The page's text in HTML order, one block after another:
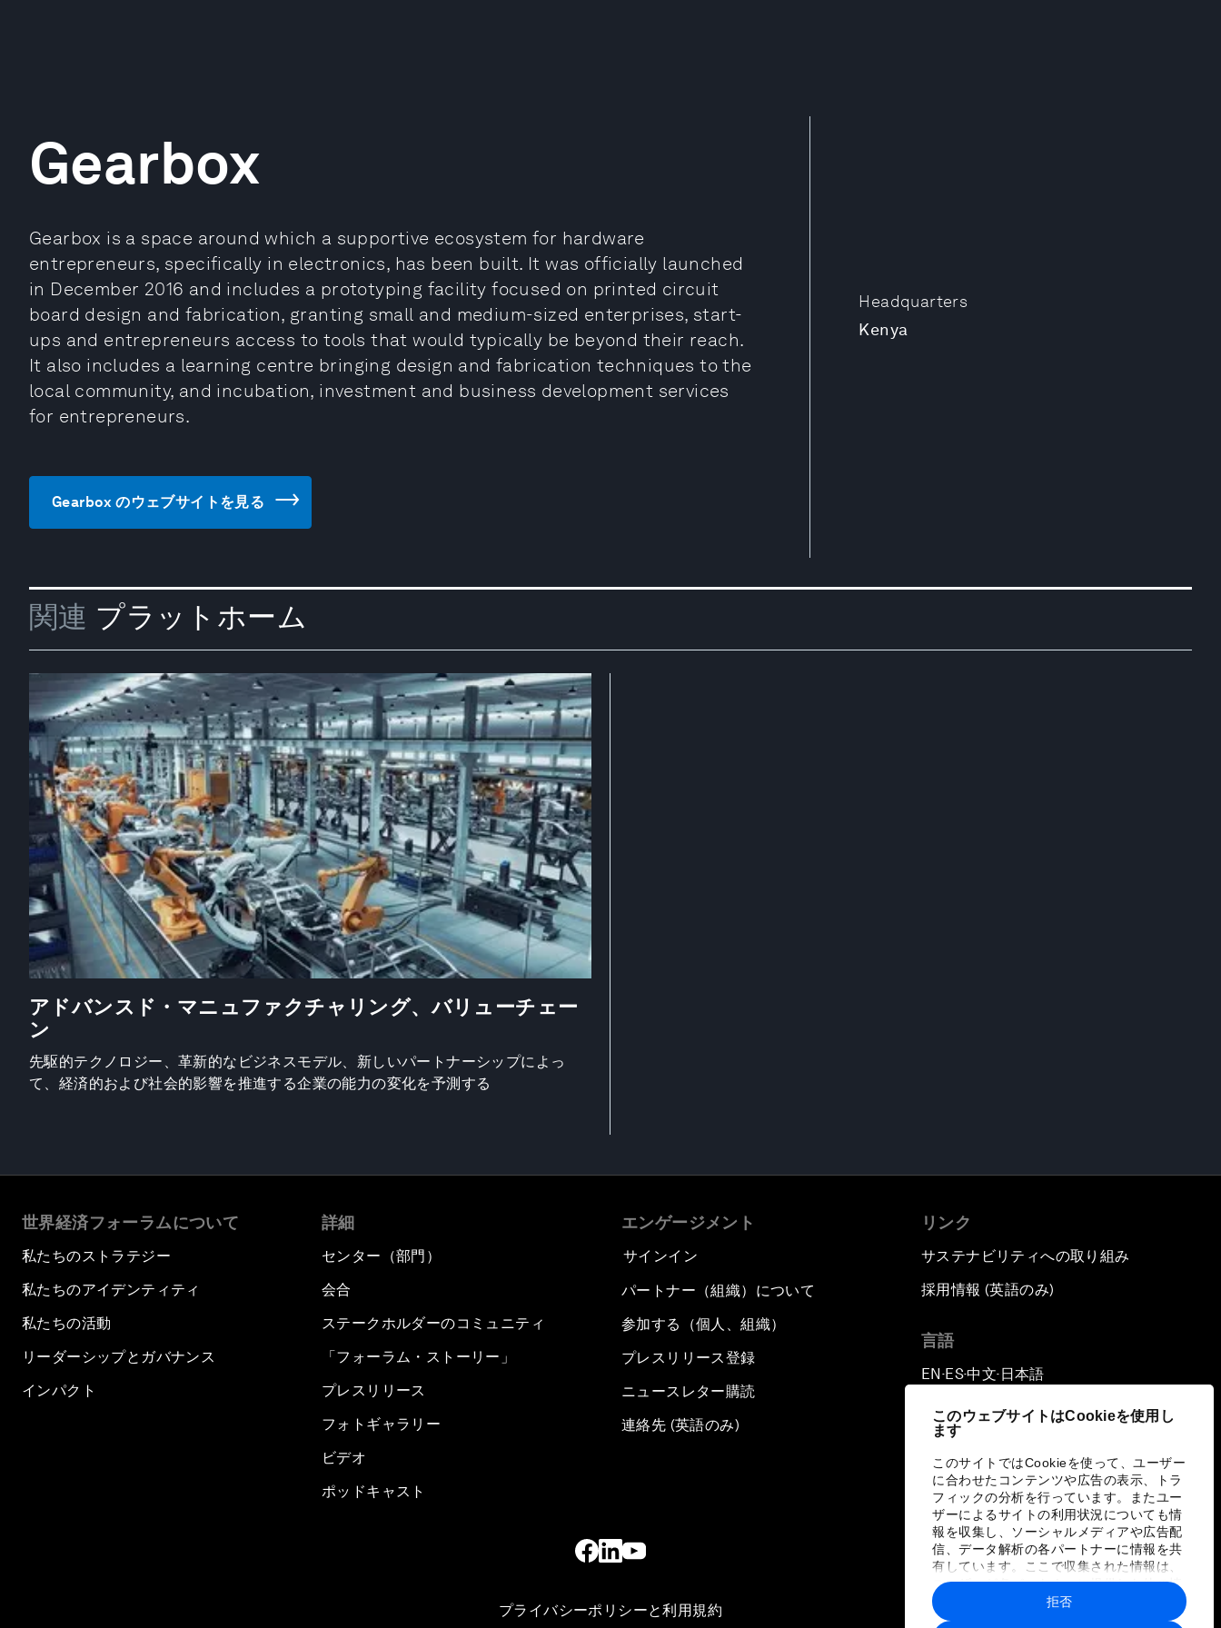
このウェブサイトはCookieを使用し
ます
このサイトではCookieを使って、ユーザー
に合わせたコンテンツや広告の表示、トラ
フィックの分析を行っています。またユー
ザーによるサイトの利用状況についても情
報を収集し、ソーシャルメディアや広告配
信、データ解析の各パートナーに情報を共
有しています。ここで収集された情報は、
ユーザーが各パートナーに提供した他の情
報や各パートナーのサービスを使用した際
に収集された情報と組み合わされ、各パー
拒否
Headquarters
Kenya
Gearbox
Gearbox is a space around which a supportive ecosystem for hardware
entrepreneurs, specifically in electronics, has been built. It was officially launched
in December 2016 and includes a prototyping facility focused on printed circuit
board design and fabrication, granting small and medium-sized enterprises, start-
ups and entrepreneurs access to tools that would typically be beyond their reach.
It also includes a learning centre bringing design and fabrication techniques to the
local community, and incubation, investment and business development services
for entrepreneurs.
Gearbox のウェブサイトを見る
関連 プラットホーム
アドバンスド・マニュファクチャリング、バリューチェー
ン
先駆的テクノロジー、革新的なビジネスモデル、新しいパートナーシップによっ
て、経済的および社会的影響を推進する企業の能力の変化を予測する
世界経済フォーラムについて
私たちのストラテジー
私たちのアイデンティティ
私たちの活動
リーダーシップとガバナンス
インパクト
詳細
センター（部門）
会合
ステークホルダーのコミュニティ
「フォーラム・ストーリー」
プレスリリース
フォトギャラリー
ビデオ
ポッドキャスト
エンゲージメント
サインイン
パートナー（組織）について
参加する（個人、組織）
プレスリリース登録
ニュースレター購読
連絡先 (英語のみ)
リンク
サステナビリティへの取り組み
採用情報 (英語のみ)
言語
EN ▪ES▪中文▪ 日本語
プライバシーポリシーと利用規約